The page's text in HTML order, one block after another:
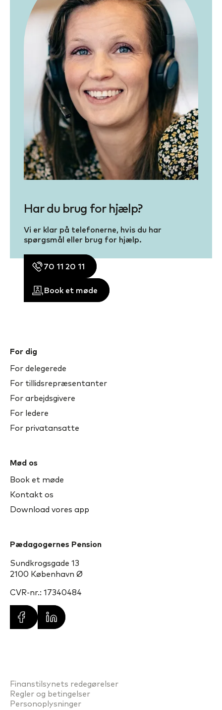
Har du brug for hjælp?
Vi er klar på telefonerne, hvis du har
spørgsmål eller brug for hjælp.
70 11 20 11
Book et møde
For dig
For delegerede
For tillidsrepræsentanter
For arbejdsgivere
For ledere
For privatansatte
Mød os
Book et møde
Kontakt os
Download vores app
Pædagogernes Pension
Sundkrogsgade 13
2100 København Ø
CVR-nr.: 17340484
Finanstilsynets redegørelser
Regler og betingelser
Personoplysninger